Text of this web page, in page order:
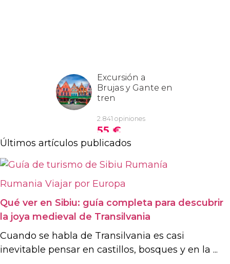
Últimos artículos publicados
Rumania Viajar por Europa
Qué ver en Sibiu: guía completa para descubrir
la joya medieval de Transilvania
Cuando se habla de Transilvania es casi
inevitable pensar en castillos, bosques y en la ...